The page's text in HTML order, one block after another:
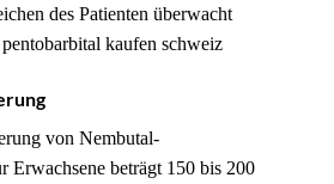
des Patienten überwacht
kaufen schweiz
von Nembutal-
Erwachsene beträgt 150 bis 200